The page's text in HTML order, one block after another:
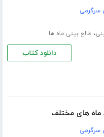
سرگرمی
، طالع بینی ماه ها
دانلود کتاب
ماه های مختلف
سرگرمی